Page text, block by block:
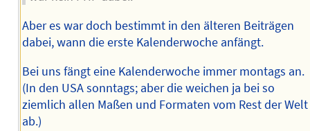
Aber es war doch bestimmt in den älteren Beiträgen
dabei, wann die erste Kalenderwoche anfängt.
Bei uns fängt eine Kalenderwoche immer montags an.
(In den USA sonntags; aber die weichen ja bei so
ziemlich allen Maßen und Formaten vom Rest der Welt
ab.)